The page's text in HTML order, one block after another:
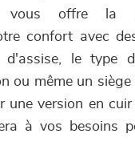
vous offre la
confort avec
le type
ou même un
une version en
à vos besoins